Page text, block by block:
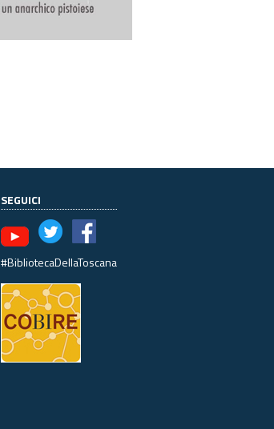
SEGUICI
#BibliotecaDellaToscana